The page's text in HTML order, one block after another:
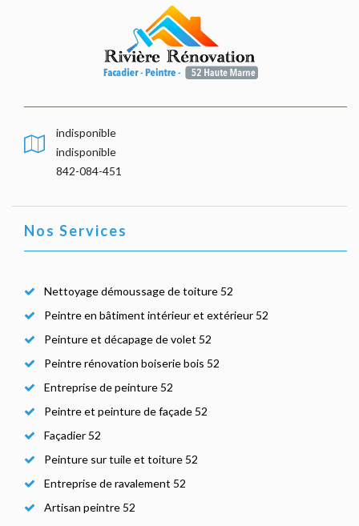
indisponible
indisponible
842-084-451
Nos Services
Nettoyage démoussage de toiture 52
Peintre en bâtiment intérieur et extérieur 52
Peinture et décapage de volet 52
Peintre rénovation boiserie bois 52
Entreprise de peinture 52
Peintre et peinture de façade 52
Façadier 52
Peinture sur tuile et toiture 52
Entreprise de ravalement 52
Artisan peintre 52